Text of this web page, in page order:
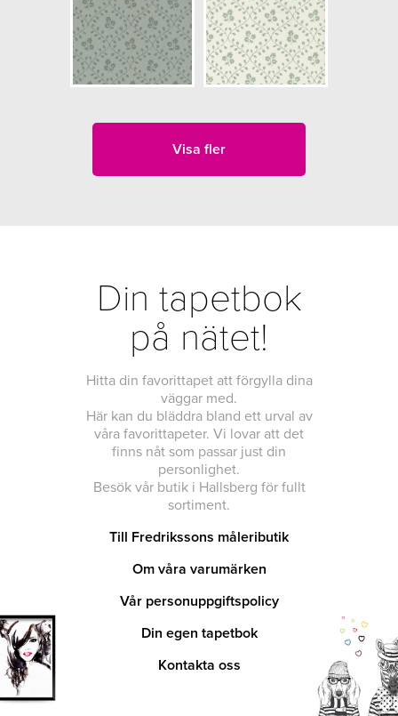
Visa fler
Din tapetbok
på nätet!
Hitta din favorittapet att förgylla dina
väggar med.
Här kan du bläddra bland ett urval av
våra favorittapeter. Vi lovar att det
finns nåt som passar just din
personlighet.
Besök vår butik i Hallsberg för fullt
sortiment.
Till Fredrikssons måleributik
Om våra varumärken
Vår personuppgiftspolicy
Din egen tapetbok
Kontakta oss